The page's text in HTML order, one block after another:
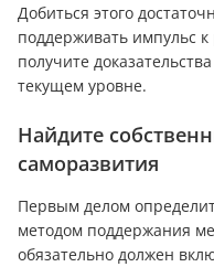
Добиться этого
поддерживать импульс
получите
текущем уровне.
Найдите
саморазвития
Первым делом
методом поддержания
обязательно должен